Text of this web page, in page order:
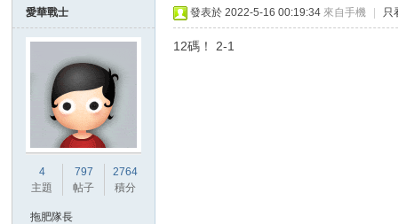
愛華戰士
4
主題
797
帖子
2764
積分
拖肥隊長
發表於 2022-5-16 00:19:34 來自手機 只
12碼！ 2-1